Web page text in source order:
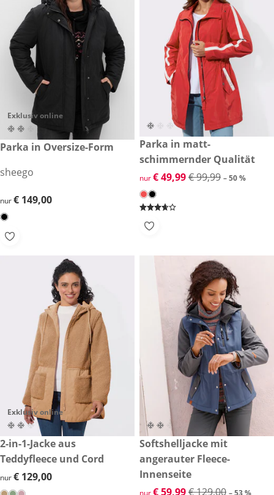
Exklusiv online
€ 149,00
Parka in Oversize-Form
sheego
€ 149,00
nur€ 149,00
reduzierter Preis € 49,99,
-50 %
Parka in matt-
schimmernder Qualität
reduzierter Preis € 49,99,
nur€ 49,99€ 99,99 – 50 %
Exklusiv online
€ 129,00
2-in-1-Jacke aus
Teddyfleece und Cord
€ 129,00
nur€ 129,00
reduzierter Preis € 59,99,
-53 %
Softshelljacke mit
angerauter Fleece-
Innenseite
reduzierter Preis € 59,99,
€ 59,99€ 129,00